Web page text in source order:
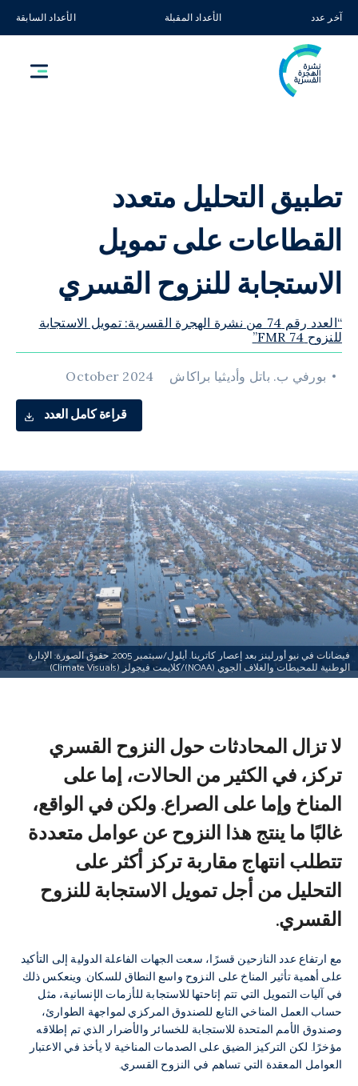
آخر عدد الأعداد المقبلة الأعداد السابقة
تطبيق التحليل متعدد
القطاعات على تمويل
الاستجابة للنزوح القسري
“العدد رقم 74 من نشرة الهجرة القسرية: تمويل الاستجابة
للنزوح FMR 74”
بورفي ب. باتل وأديثيا براكاش October 2024
قراءة كامل العدد
فيضانات في نيو أورلينز بعد إعصار كاترينا. أيلول/سبتمبر 2005. حقوق الصورة: الإدارة
الوطنية للمحيطات والغلاف الجوي (NOAA)/كلايمت فيجولز (Climate Visuals)
لا تزال المحادثات حول النزوح القسري
تركز، في الكثير من الحالات، إما على
المناخ وإما على الصراع. ولكن في الواقع،
غالبًا ما ينتج هذا النزوح عن عوامل متعددة
تتطلب انتهاج مقاربة تركز أكثر على
التحليل من أجل تمويل الاستجابة للنزوح
القسري.
مع ارتفاع عدد النازحين قسرًا، سعت الجهات الفاعلة الدولية إلى التأكيد
على أهمية تأثير المناخ على النزوح واسع النطاق للسكان. وينعكس ذلك
في آليات التمويل التي تتم إتاحتها للاستجابة للأزمات الإنسانية، مثل
حساب العمل المناخي التابع للصندوق المركزي لمواجهة الطوارئ،
وصندوق الأمم المتحدة للاستجابة للخسائر والأضرار الذي تم إطلاقه
مؤخرًا. لكن التركيز الضيق على الصدمات المناخية لا يأخذ في الاعتبار
العوامل المعقدة التي تساهم في النزوح القسري.